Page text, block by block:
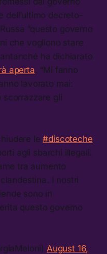
dell’ultimo decreto-
“questo governo
che vogliono stare
ha dichiarato
aperta. “Mi fanno
lavorato mai:
scorrazzare gli
le#discoteche
agli sbarchi illegali.
tra aumento
I nostri
sono in
questo governo
August 16,